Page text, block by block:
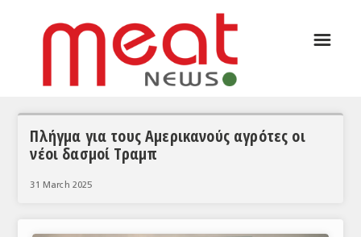
ΣΥΝΕΝΤΕΥΞΕΙΣ
ΘΕΜΑΤΑ
☰
Πλήγμα για τους Αμερικανούς αγρότες οι
νέοι δασμοί Τραμπ
31 March 2025